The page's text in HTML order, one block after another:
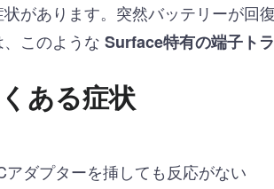
状があります。突然バッテリーが回
、このような Surface特有の端子ト
ある症状
アダプターを挿しても反応がない